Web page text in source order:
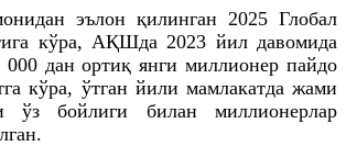
эълон қилинган 2025 Глобал
кўра, АҚШда 2023 йил давомида
000 дан ортиқ янги миллионер пайдо
кўра, ўтган йили мамлакатда жами
бойлиги билан миллионерлар